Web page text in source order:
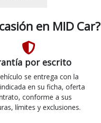
en MID Car?
por escrito
se entrega con la
en su ficha, oferta
conforme a sus
límites y exclusiones.